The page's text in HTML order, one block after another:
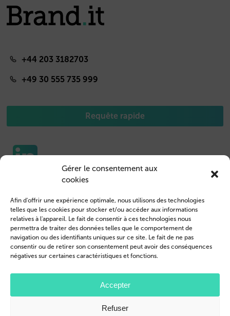
Gérer le consentement aux
cookies
Afin d'offrir une expérience optimale, nous utilisons des technologies
telles que les cookies pour stocker et/ou accéder aux informations
relatives à l'appareil. Le fait de consentir à ces technologies nous
permettra de traiter des données telles que le comportement de
navigation ou des identifiants uniques sur ce site. Le fait de ne pas
consentir ou de retirer son consentement peut avoir des conséquences
négatives sur certaines caractéristiques et fonctions.
Accepter
Refuser
+44 203 3182703
+49 30 555 735 999
Requête rapide
Housse de Tablet
Devenir revendeur
Profil de l’entreprise
Connexion des clients
Mentions légales
Conditions générales
déposées aux États-Unis et dans d'autres pays et régions.